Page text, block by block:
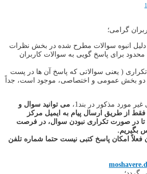
گرامی؛
انبوه سوالات مطرح شده در بخش نظرات
برای پاسخ گویی به سوالات کاربران
( یعنی سوالاتی که پاسخ آن ها در پست
دو بخش عمومی و اختصاصی، موجود است، جداً
می توانید سوال و
از طریق ارسال پیام به ایمیل مرکز
تا در صورت تکراری نبودن سوال، در فرصت
بگیریم.
فعلاً امکان پاسخ کتبی نیست حتما شماره تلفن